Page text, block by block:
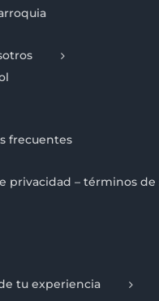
frecuentes
privacidad – términos de
tu experiencia